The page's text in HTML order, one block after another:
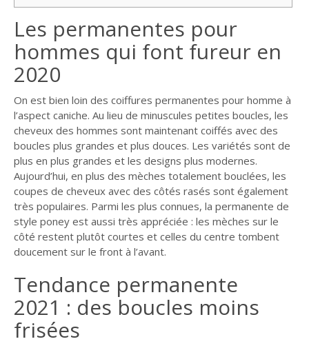
Les permanentes pour
hommes qui font fureur en
2020
On est bien loin des coiffures permanentes pour homme à
l’aspect caniche. Au lieu de minuscules petites boucles, les
cheveux des hommes sont maintenant coiffés avec des
boucles plus grandes et plus douces. Les variétés sont de
plus en plus grandes et les designs plus modernes.
Aujourd’hui, en plus des mèches totalement bouclées, les
coupes de cheveux avec des côtés rasés sont également
très populaires. Parmi les plus connues, la permanente de
style poney est aussi très appréciée : les mèches sur le
côté restent plutôt courtes et celles du centre tombent
doucement sur le front à l’avant.
Tendance permanente
2021 : des boucles moins
frisées